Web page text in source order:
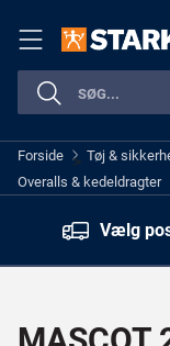
Forside > Tøj &
Overalls & kedeldragter
Vælg